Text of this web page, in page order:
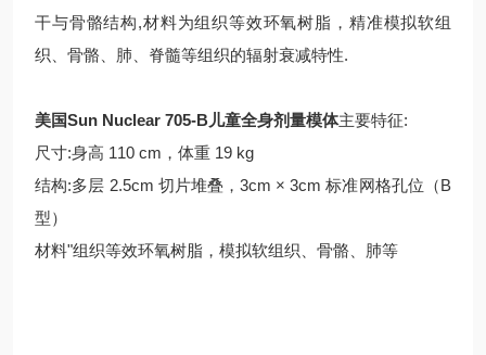
干与骨骼结构,材料为组织等效环氧树脂，精准模拟软组
织、骨骼、肺、脊髓等组织的辐射衰减特性.
美国Sun Nuclear 705-B儿童全身剂量模体主要特征:
尺寸:身高 110 cm，体重 19 kg
结构:多层 2.5cm 切片堆叠，3cm × 3cm 标准网格孔位（B
型）
材料"组织等效环氧树脂，模拟软组织、骨骼、肺等